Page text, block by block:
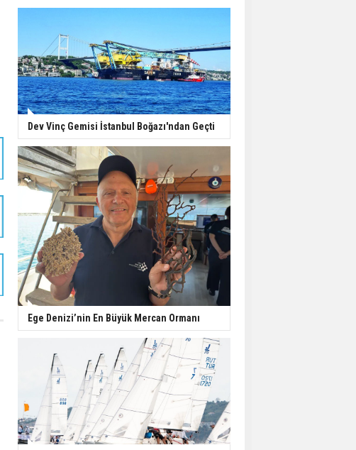
Dev Vinç Gemisi İstanbul Boğazı'ndan Geçti
Ege Denizi’nin En Büyük Mercan Ormanı